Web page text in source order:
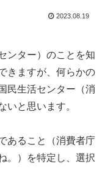
2023.08.19
ンター）のことを知
きますが、何らかの
民生活センター（消
いと思います。
あること（消費者庁
。）を特定し、選択